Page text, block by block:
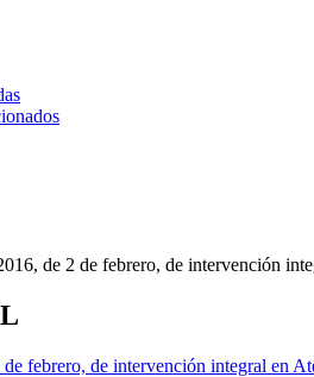
de 2 de febrero, de intervención
febrero, de intervención integral en